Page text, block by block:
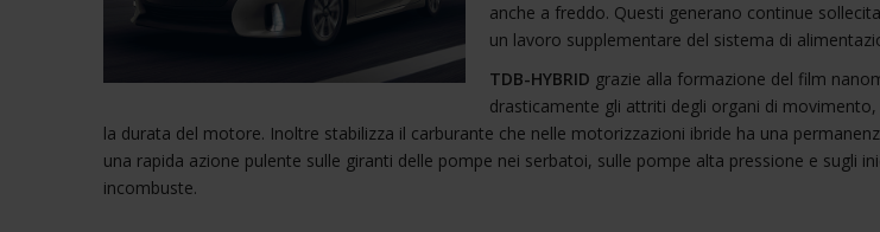
anche a freddo. Questi generano continue
un lavoro supplementare del sistema di
TDB-HYBRID grazie alla formazione del film
drasticamente gli attriti degli organi di movimento,
la durata del motore. Inoltre stabilizza il carburante che nelle motorizzazioni ibride ha una
una rapida azione pulente sulle giranti delle pompe nei serbatoi, sulle pompe alta pressione e sugli
incombuste.